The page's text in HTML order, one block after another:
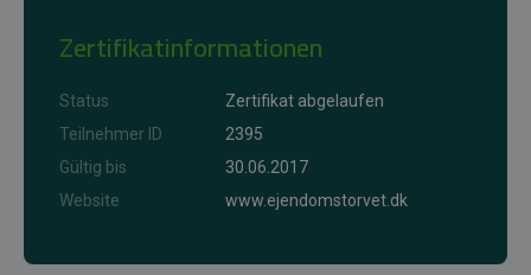
Zertifikatinformationen
Status
Zertifikat abgelaufen
Teilnehmer ID
2395
Gültig bis
30.06.2017
Website
www.ejendomstorvet.dk